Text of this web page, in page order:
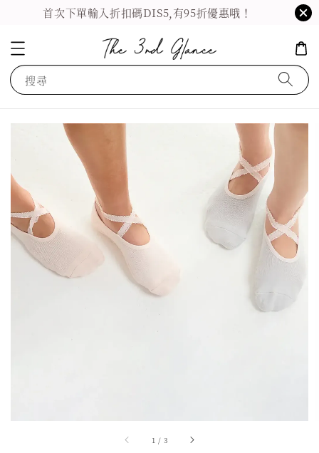
首次下單輸入折扣碼DIS5,有95折優惠哦！
搜尋
1 / 3